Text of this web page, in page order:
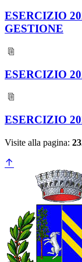
ESERCIZIO
GESTIONE
ESERCIZIO
ESERCIZIO
Visite alla pagina: